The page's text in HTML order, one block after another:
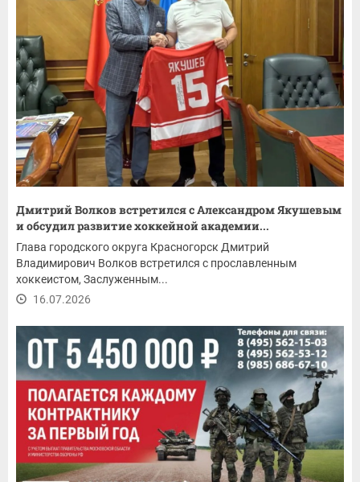
Дмитрий Волков встретился с Александром Якушевым
и обсудил развитие хоккейной академии...
Глава городского округа Красногорск Дмитрий
Владимирович Волков встретился с прославленным
хоккеистом, Заслуженным...
16.07.2026